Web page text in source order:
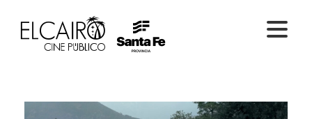
PELÍCULAS EN SALA